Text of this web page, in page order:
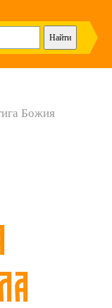
Божия